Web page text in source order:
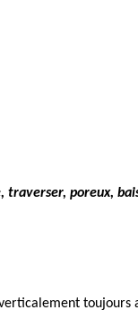
traverser, poreux,
toujours